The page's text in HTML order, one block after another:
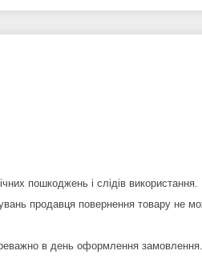
пошкоджень і слідів використання.
продавця повернення товару не
в день оформлення